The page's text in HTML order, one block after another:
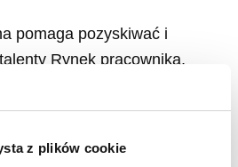
z plików cookie
pomaga pozyskiwać i
Rynek pracownika,
IT, a zwłaszcza kategorii
Coraz trudniej pozyskać i